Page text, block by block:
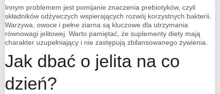
Innym problemem jest pomijanie znaczenia prebiotyków, czyli
składników odżywczych wspierających rozwój korzystnych bakterii.
Warzywa, owoce i pełne ziarna są kluczowe dla utrzymania
równowagi jelitowej. Warto pamiętać, że suplementy diety mają
charakter uzupełniający i nie zastępują zbilansowanego żywienia.
Jak dbać o jelita na co
dzień?